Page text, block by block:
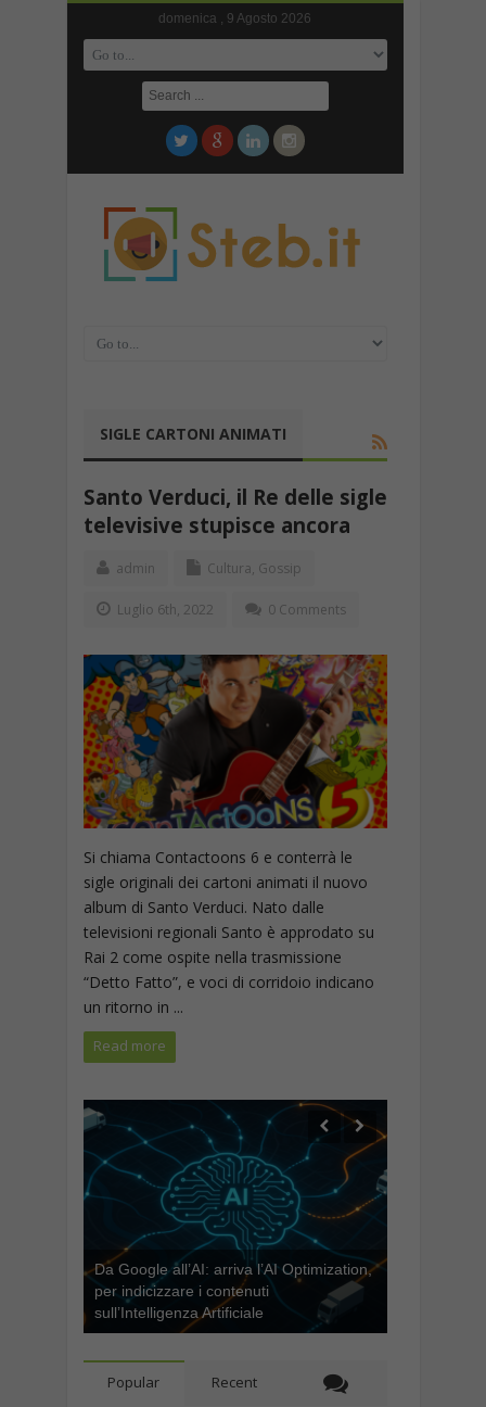
domenica , 9 Agosto 2026
SIGLE CARTONI ANIMATI
Santo Verduci, il Re delle sigle
televisive stupisce ancora
admin Cultura, Gossip
Luglio 6th, 2022 0 Comments
Si chiama Contactoons 6 e conterrà le
sigle originali dei cartoni animati il nuovo
album di Santo Verduci. Nato dalle
televisioni regionali Santo è approdato su
Rai 2 come ospite nella trasmissione
“Detto Fatto”, e voci di corridoio indicano
un ritorno in ...
Read more
Da Google all’AI: arriva l’AI Optimization,
per indicizzare i contenuti
sull’Intelligenza Artificiale
Popular Recent